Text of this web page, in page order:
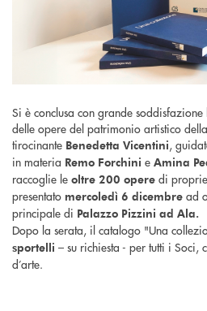
Si è conclusa con grande
delle opere del patrimonio artistico
tirocinante Benedetta Vicentini,
in materia Remo Forchini e Amina
raccoglie le oltre 200 opere di
presentato mercoledì 6 dicembre ad
principale di Palazzo Pizzini ad Ala.
Dopo la serata, il catalogo "Una
sportelli – su richiesta - per tutti i Soci,
d’arte.